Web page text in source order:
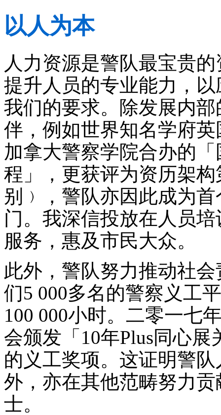
以人为本
人力资源是警队最宝贵
提升人员的专业能力，
我们的要求。除发展内
伴，例如世界知名学府
加拿大警察学院合办的
程」，更获评为资历架
别﹚，警队亦因此成为
门。我深信投放在人员
服务，惠及市民大众。
此外，警队努力推动社
们5 000多名的警察义工
100 000小时。二零一七
会颁发「10年Plus同心
的义工奖项。这证明警
外，亦在其他范畴努力
士。